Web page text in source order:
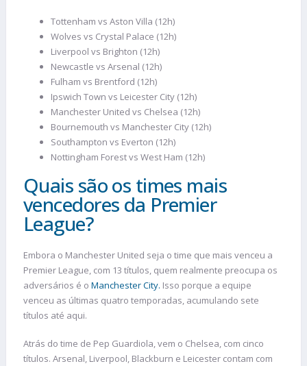
Tottenham vs Aston Villa (12h)
Wolves vs Crystal Palace (12h)
Liverpool vs Brighton (12h)
Newcastle vs Arsenal (12h)
Fulham vs Brentford (12h)
Ipswich Town vs Leicester City (12h)
Manchester United vs Chelsea (12h)
Bournemouth vs Manchester City (12h)
Southampton vs Everton (12h)
Nottingham Forest vs West Ham (12h)
Quais são os times mais
vencedores da Premier
League?
Embora o Manchester United seja o time que mais venceu a
Premier League, com 13 títulos, quem realmente preocupa os
adversários é o Manchester City. Isso porque a equipe
venceu as últimas quatro temporadas, acumulando sete
títulos até aqui.
Atrás do time de Pep Guardiola, vem o Chelsea, com cinco
títulos. Arsenal, Liverpool, Blackburn e Leicester contam com